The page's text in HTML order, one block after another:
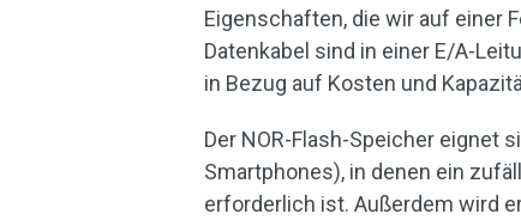
Eigenschaften, die wir auf einer
Datenkabel sind in einer E/A-
in Bezug auf Kosten und
Der NOR-Flash-Speicher eignet
Smartphones), in denen ein
erforderlich ist. Außerdem wird